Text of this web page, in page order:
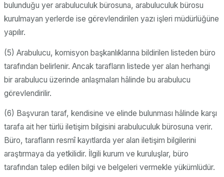
bulunduğu yer arabuluculuk bürosuna, arabuluculuk bürosu
kurulmayan yerlerde ise görevlendirilen yazı işleri müdürlüğüne
yapılır.
(5) Arabulucu, komisyon başkanlıklarına bildirilen listeden büro
tarafından belirlenir. Ancak tarafların listede yer alan herhangi
bir arabulucu üzerinde anlaşmaları hâlinde bu arabulucu
görevlendirilir.
(6) Başvuran taraf, kendisine ve elinde bulunması hâlinde karşı
tarafa ait her türlü iletişim bilgisini arabuluculuk bürosuna verir.
Büro, tarafların resmî kayıtlarda yer alan iletişim bilgilerini
araştırmaya da yetkilidir. İlgili kurum ve kuruluşlar, büro
tarafından talep edilen bilgi ve belgeleri vermekle yükümlüdür.